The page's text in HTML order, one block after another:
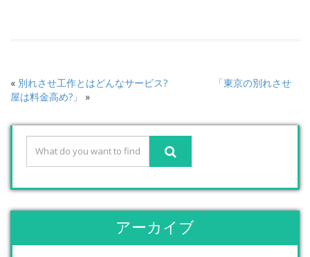
« 別れさせ工作とはどんなサービス?
「東京の別れさせ
屋は料金高め?」
»
アーカイブ